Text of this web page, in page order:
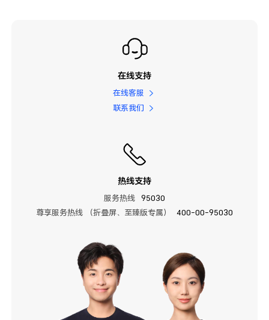
在线支持
在线客服
联系我们
热线支持
服务热线
95030
尊享服务热线 （折叠屏、至臻版专属）
400-00-95030